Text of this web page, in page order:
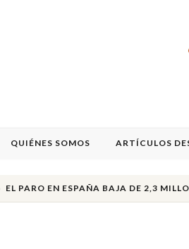
QUIÉNES SOMOS ARTÍCULOS
EL PARO EN ESPAÑA BAJA DE 2,3